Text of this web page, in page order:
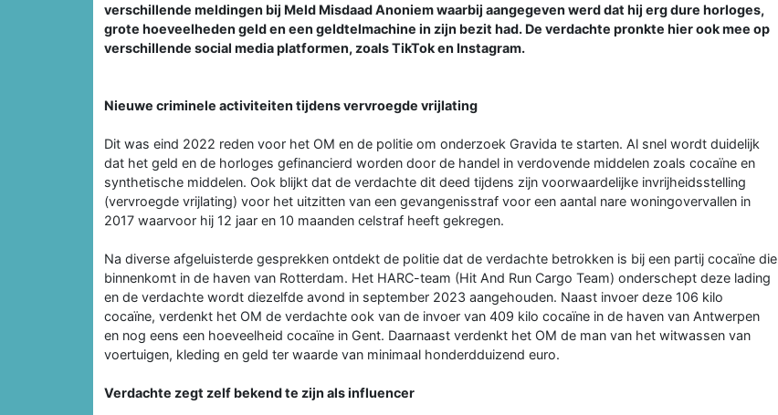
verschillende meldingen bij Meld Misdaad Anoniem waarbij aangegeven werd dat hij erg dure horloges,
grote hoeveelheden geld en een geldtelmachine in zijn bezit had. De verdachte pronkte hier ook mee op
verschillende social media platformen, zoals TikTok en Instagram.
Nieuwe criminele activiteiten tijdens vervroegde vrijlating
Dit was eind 2022 reden voor het OM en de politie om onderzoek Gravida te starten. Al snel wordt duidelijk
dat het geld en de horloges gefinancierd worden door de handel in verdovende middelen zoals cocaïne en
synthetische middelen. Ook blijkt dat de verdachte dit deed tijdens zijn voorwaardelijke invrijheidsstelling
(vervroegde vrijlating) voor het uitzitten van een gevangenisstraf voor een aantal nare woningovervallen in
2017 waarvoor hij 12 jaar en 10 maanden celstraf heeft gekregen.
Na diverse afgeluisterde gesprekken ontdekt de politie dat de verdachte betrokken is bij een partij cocaïne die
binnenkomt in de haven van Rotterdam. Het HARC-team (Hit And Run Cargo Team) onderschept deze lading
en de verdachte wordt diezelfde avond in september 2023 aangehouden. Naast invoer deze 106 kilo
cocaïne, verdenkt het OM de verdachte ook van de invoer van 409 kilo cocaïne in de haven van Antwerpen
en nog eens een hoeveelheid cocaïne in Gent. Daarnaast verdenkt het OM de man van het witwassen van
voertuigen, kleding en geld ter waarde van minimaal honderdduizend euro.
Verdachte zegt zelf bekend te zijn als influencer